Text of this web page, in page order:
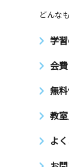
どんな
学
会
無
教
よ